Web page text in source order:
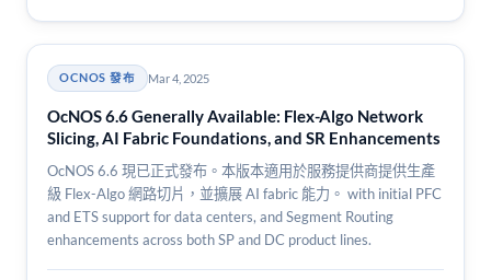
OCNOS 發布 Mar 4, 2025
OcNOS 6.6 Generally Available: Flex-Algo Network
Slicing, AI Fabric Foundations, and SR Enhancements
OcNOS 6.6 現已正式發布。本版本適用於服務提供商提供生產
級 Flex-Algo 網路切片，並擴展 AI fabric 能力。 with initial PFC
and ETS support for data centers, and Segment Routing
enhancements across both SP and DC product lines.